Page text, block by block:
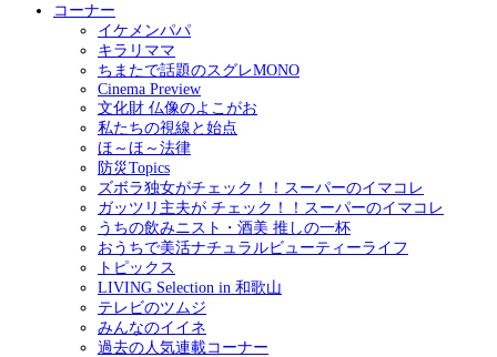
コーナー
イケメンパパ
キラリママ
ちまたで話題のスグレMONO
Cinema Preview
文化財 仏像のよこがお
私たちの視線と始点
ほ～ほ～法律
防災Topics
ズボラ独女がチェック！！スーパーのイマコレ
ガッツリ主夫が チェック！！スーパーのイマコレ
うちの飲みニスト・酒美 推しの一杯
おうちで美活ナチュラルビューティーライフ
トピックス
LIVING Selection in 和歌山
テレビのツムジ
みんなのイイネ
過去の人気連載コーナー